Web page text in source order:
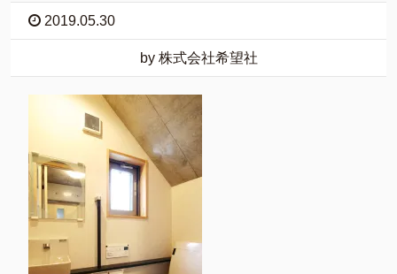
2019.05.30
by 株式会社希望社